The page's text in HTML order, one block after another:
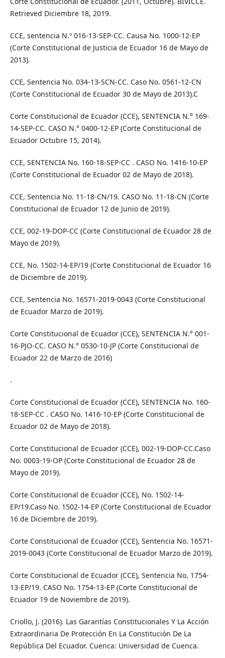
Retrieved Diciembre 18, 2019.
CCE, sentencia N.º 016-13-SEP-CC. Causa No. 1000-12-EP
(Corte Constitucional de Justicia de Ecuador 16 de Mayo de
2013).
CCE, Sentencia No. 034-13-SCN-CC. Caso No. 0561-12-CN
(Corte Constitucional de Ecuador 30 de Mayo de 2013).C
Corte Constitucional de Ecuador (CCE), SENTENCIA N.° 169-
14-SEP-CC. CASO N.° 0400-12-EP (Corte Constitucional de
Ecuador Octubre 15, 2014).
CCE, SENTENCIA No. 160-18-SEP-CC . CASO No. 1416-10-EP
(Corte Constitucional de Ecuador 02 de Mayo de 2018).
CCE, Sentencia No. 11-18-CN/19. CASO No. 11-18-CN (Corte
Constitucional de Ecuador 12 de Junio de 2019).
CCE, 002-19-DOP-CC (Corte Constitucional de Ecuador 28 de
Mayo de 2019).
CCE, No. 1502-14-EP/19 (Corte Constitucional de Ecuador 16
de Diciembre de 2019).
CCE, Sentencia No. 16571-2019-0043 (Corte Constitucional
de Ecuador Marzo de 2019).
Corte Constitucional de Ecuador (CCE), SENTENCIA N.° 001-
16-PJO-CC. CASO N.° 0530-10-JP (Corte Constitucional de
Ecuador 22 de Marzo de 2016)
.
Corte Constitucional de Ecuador (CCE), SENTENCIA No. 160-
18-SEP-CC . CASO No. 1416-10-EP (Corte Constitucional de
Ecuador 02 de Mayo de 2018).
Corte Constitucional de Ecuador (CCE), 002-19-DOP-CC.Caso
No. 0003-19-OP (Corte Constitucional de Ecuador 28 de
Mayo de 2019).
Corte Constitucional de Ecuador (CCE), No. 1502-14-
EP/19.Caso No. 1502-14-EP (Corte Constitucional de Ecuador
16 de Diciembre de 2019).
Corte Constitucional de Ecuador (CCE), Sentencia No. 16571-
2019-0043 (Corte Constitucional de Ecuador Marzo de 2019).
Corte Constitucional de Ecuador (CCE), Sentencia No. 1754-
13-EP/19. CASO No. 1754-13-EP (Corte Constitucional de
Ecuador 19 de Noviembre de 2019).
Criollo, J. (2016). Las Garantías Constitucionales Y La Acción
Extraordinaria De Protección En La Constitución De La
República Del Ecuador. Cuenca: Universidad de Cuenca.